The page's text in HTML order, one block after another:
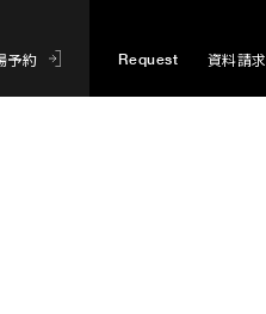
予約 Request 資料請求